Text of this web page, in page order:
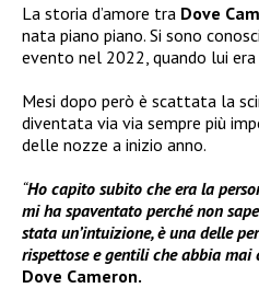
La storia d’amore tra Dove
nata piano piano. Si sono
evento nel 2022, quando lui
Mesi dopo però è scattata la
diventata via via sempre più
delle nozze a inizio anno.
“Ho capito subito che era la
mi ha spaventato perché non
stata un’intuizione, è una delle
rispettose e gentili che abbia mai
Dove Cameron.